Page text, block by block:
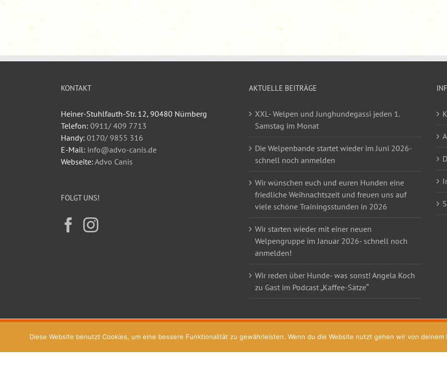
KONTAKT
Heiner-Stuhlfauth-Str. 12, 90480 Nürnberg
Telefon: 0911/ 409 7713
Handy: 0170/ 9855 316
E-Mail: info@advo-canis.de
Webseite:Advo Canis
FOLGT UNS!
AKTUELLE BEITRÄGE
XXL- Welpen und Junghundegassi jeden 1.
Samstag im Monat
Die Welpenbande startet wieder im Juni 2026-
schnell noch anmelden
Wir wünschen euch und euren Hunden eine
friedliche Weihnachtszeit und freuen uns auf
viele schöne Trainingsstunden in 2026
Wir starten wieder mit einer neuen
Welpengruppe im Januar 2026- schnell noch
anmelden!
Wir reden über Hunde- was sonst! Angela Koch
zu Gast im Podcast „Kaffee-Sätze“
Copyright © 2026 Advo-Canis® | Alle Rechte vorbehalten.
Diese Website benutzt Cookies, um eine bessere Funktionalität zu gewährleisten. Wenn du die Website nutzt gehen wir von